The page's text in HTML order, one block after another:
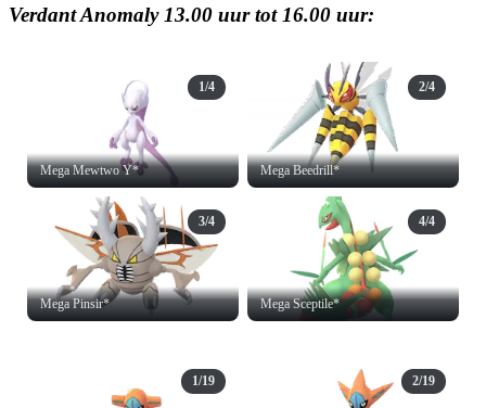
Verdant Anomaly 13.00 uur tot 16.00 uur:
Mega Mewtwo Y*
1/4
Mega Beedrill*
2/4
Mega Pinsir*
3/4
Mega Sceptile*
4/4
1/19 2/19